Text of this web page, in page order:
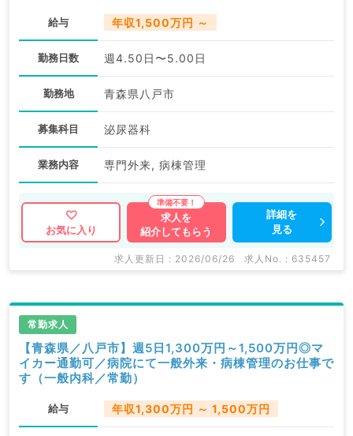
給与 年収1,500万円 ～
勤務日数 週4.50日〜5.00日
勤務地 青森県八戸市
募集科目 泌尿器科
業務内容 専門外来, 病棟管理
お気に入り
求人を
紹介してもらう
詳細を
見る
求人更新日 : 2026/06/26 求人No. : 635457
常勤求人
【青森県／八戸市】週5日1,300万円～1,500万円◎マ
イカー通勤可／病院にて一般外来・病棟管理のお仕事で
す（一般内科／常勤）
給与 年収1,300万円 ～ 1,500万円